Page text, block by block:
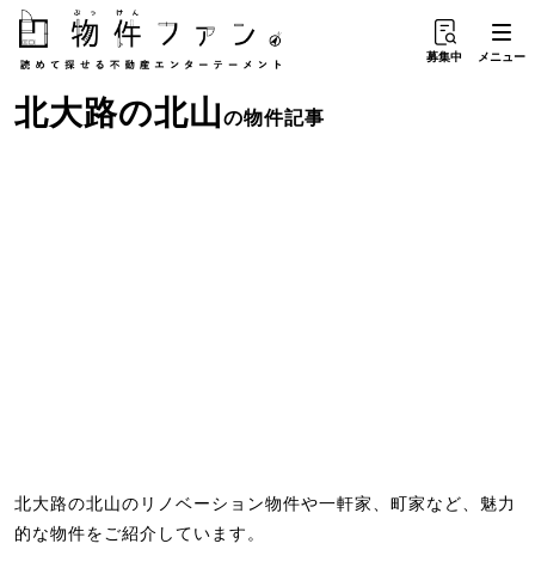
募集中 メニュー
北大路の北山の物件記事
北大路の北山のリノベーション物件や一軒家、町家など、魅力
的な物件をご紹介しています。